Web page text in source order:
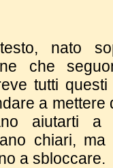
nato
che
tutti
a mettere
aiutarti a
chiari,
a sbloccare.